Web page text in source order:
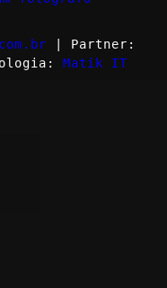
| Partner:
Matik IT